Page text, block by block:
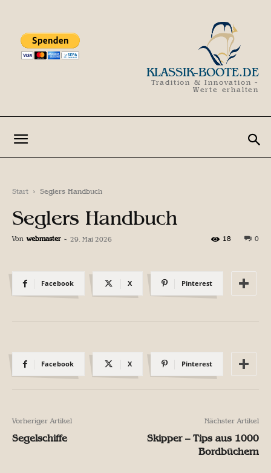
KLASSIK-BOOTE.DE
Tradition & Innovation -
Werte erhalten
Start Seglers Handbuch
Seglers Handbuch
Von webmaster - 29. Mai 2026 0
18
Facebook X Pinterest
Facebook X Pinterest
Vorheriger Artikel
Segelschiffe
Nächster Artikel
Skipper – Tips aus 1000
Bordbüchern